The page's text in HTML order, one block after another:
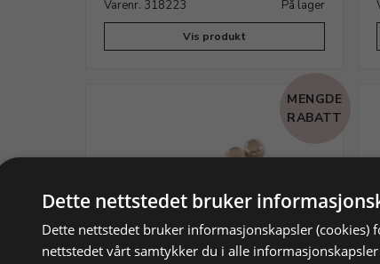
Varenr. 318223 På lager
Vis produkt
MENGDE
RABATT
Dette nettstedet bruker
Dette nettstedet bruker informasjonskapsler (cookies)
nettstedet vårt samtykker du i alle